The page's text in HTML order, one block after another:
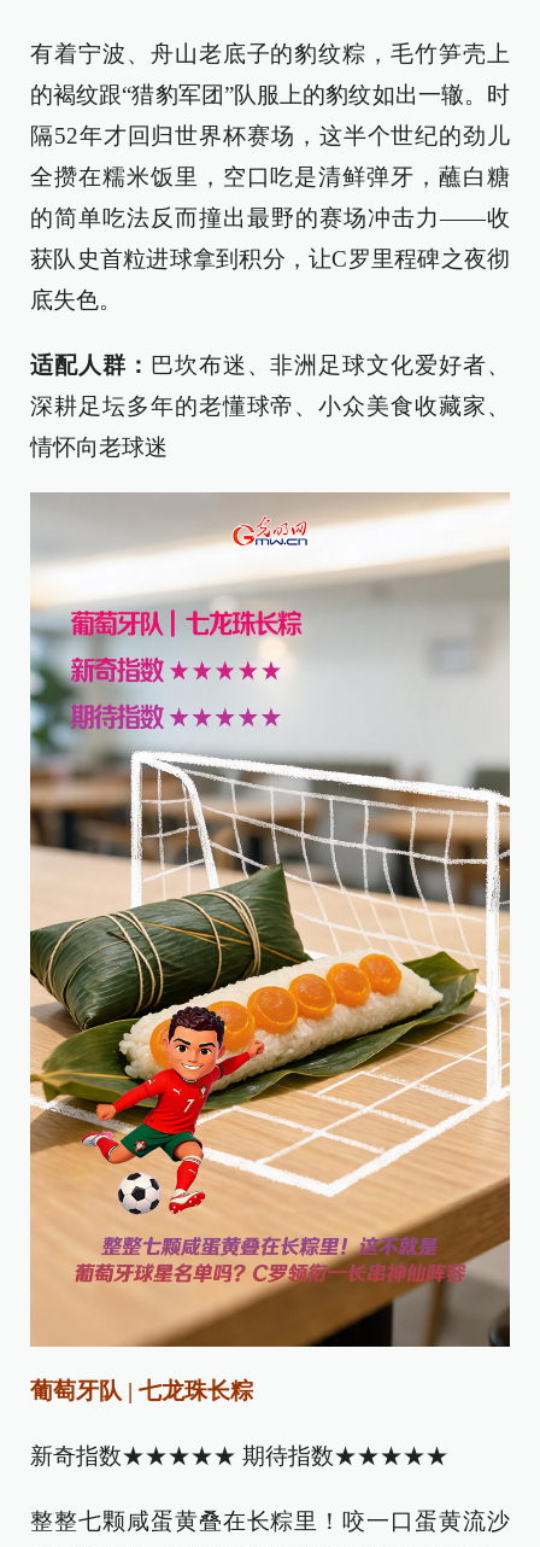
有着宁波、舟山老底子的豹纹粽，毛竹笋壳上
的褐纹跟“猎豹军团”队服上的豹纹如出一辙。时
隔52年才回归世界杯赛场，这半个世纪的劲儿
全攒在糯米饭里，空口吃是清鲜弹牙，蘸白糖
的简单吃法反而撞出最野的赛场冲击力——收
获队史首粒进球拿到积分，让C罗里程碑之夜彻
底失色。
适配人群： 巴坎布迷、非洲足球文化爱好者、
深耕足坛多年的老懂球帝、小众美食收藏家、
情怀向老球迷
葡萄牙队 | 七龙珠长粽
‌新奇指数★★★★★ 期待指数★★★★★
整整七颗咸蛋黄叠在长粽里！咬一口蛋黄流沙